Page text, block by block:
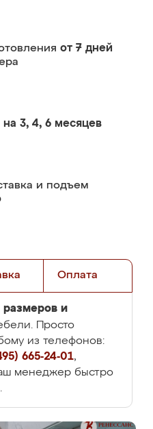
от 7 дней
на 3, 4, 6 месяцев
и подъем
Оплата
размеров и
Просто
из телефонов:
665-24-01,
менеджер быстро